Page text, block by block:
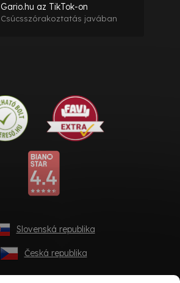
Gario.hu az TikTok-on
Csúcsszórakoztatás javában
Slovenská republika
Česká republika